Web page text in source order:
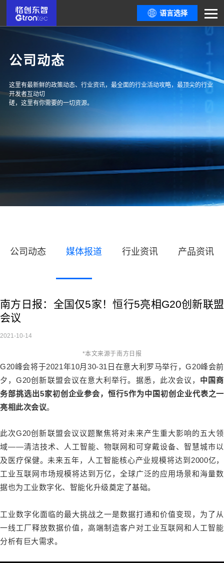
语言选择
公司动态
这里有最新鲜的政策动态、行业资讯，最全面的行业活动攻略，最顶尖的行业
开发者互动切
磋，这里有你需要的一切资源。
公司动态 媒体报道 行业资讯 产品资讯
南方日报：全国仅5家！恒行5亮相G20创新联盟
会议
2021-10-14
*本文来源于南方日报
G20峰会将于2021年10月30-31日在意大利罗马举行，G20峰会前
夕，G20创新联盟会议在意大利举行。据悉，此次会议， 中国商
务部挑选出5家初创企业参会，恒行5作为中国初创企业代表之一
亮相此次会议。
此次G20创新联盟会议议题聚焦将对未来产生重大影响的五大领
域——清洁技术、人工智能、物联网和可穿戴设备、智慧城市以
及医疗保健。未来五年，人工智能核心产业规模将达到2000亿，
工业互联网市场规模将达到万亿，全球广泛的应用场景和海量数
据也为工业数字化、智能化升级奠定了基础。
工业数字化面临的最大挑战之一是数据打通和价值变现，为了从
一线工厂释放数据价值，高端制造客户对工业互联网和人工智能
分析有巨大需求。